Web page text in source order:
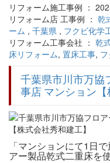
リフォーム施工事例 ：
リフォーム店 工事例 ： 乾
ーム , 千葉県 , フクビ化学
リフォーム工事会社 ： 乾
床リフォーム, 置床工事,
千葉県市川市万協
事店 マンション【
「マンションにて1日
アー製品乾式二重床を